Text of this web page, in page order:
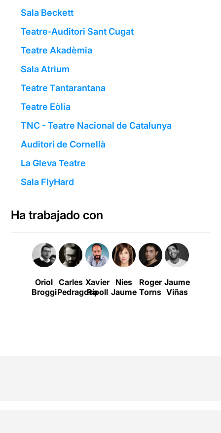
Sala Beckett
Teatre-Auditori Sant Cugat
Teatre Akadèmia
Sala Atrium
Teatre Tantarantana
Teatre Eòlia
TNC - Teatre Nacional de Catalunya
Auditori de Cornellà
La Gleva Teatre
Sala FlyHard
Ha trabajado con
Oriol
Broggi
Carles
Pedragosa
Xavier
Ripoll
Nies
Jaume
Roger
Torns
Jaume
Viñas